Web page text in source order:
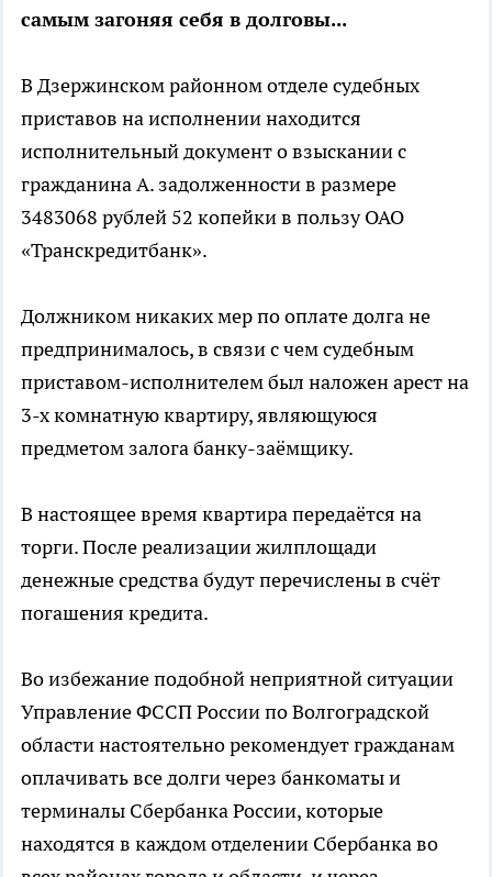
самым загоняя себя в долговы...
В Дзержинском районном отделе судебных
приставов на исполнении находится
исполнительный документ о взыскании с
гражданина А. задолженности в размере
3483068 рублей 52 копейки в пользу ОАО
«Транскредитбанк».
Должником никаких мер по оплате долга не
предпринималось, в связи с чем судебным
приставом-исполнителем был наложен арест на
3-х комнатную квартиру, являющуюся
предметом залога банку-заёмщику.
В настоящее время квартира передаётся на
торги. После реализации жилплощади
денежные средства будут перечислены в счёт
погашения кредита.
Во избежание подобной неприятной ситуации
Управление ФССП России по Волгоградской
области настоятельно рекомендует гражданам
оплачивать все долги через банкоматы и
терминалы Сбербанка России, которые
находятся в каждом отделении Сбербанка во